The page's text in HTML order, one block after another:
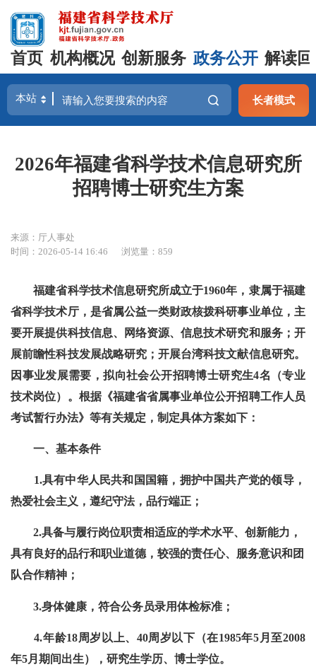
首页 机构概况 创新服务 政务公开 解读
长者模式
2026年福建省科学技术信息研究所
招聘博士研究生方案
来源：厅人事处
时间：2026-05-14 16:46
浏览量：859
福建省科学技术信息研究所成立于1960年，隶属于福建
省科学技术厅，是省属公益一类财政核拨科研事业单位，主
要开展提供科技信息、网络资源、信息技术研究和服务；开
展前瞻性科技发展战略研究；开展台湾科技文献信息研究。
因事业发展需要，拟向社会公开招聘博士研究生4名（专业
技术岗位）。根据《福建省省属事业单位公开招聘工作人员
考试暂行办法》等有关规定，制定具体方案如下：
一、基本条件
1.具有中华人民共和国国籍，拥护中国共产党的领导，
热爱社会主义，遵纪守法，品行端正；
2.具备与履行岗位职责相适应的学术水平、创新能力，
具有良好的品行和职业道德，较强的责任心、服务意识和团
队合作精神；
3.身体健康，符合公务员录用体检标准；
4.年龄18周岁以上、40周岁以下（在1985年5月至2008
年5月期间出生），研究生学历、博士学位。